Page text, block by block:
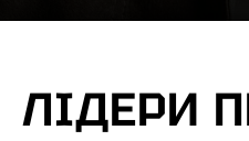
ЛІДЕРИ